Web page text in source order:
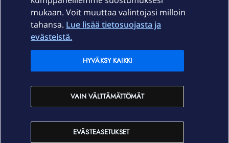
Ajankohtaista
Elisa Oyj
In English
mukaan. Voit muuttaa valintojasi milloin
tahansa. Lue lisää tietosuojasta ja
evästeistä.
EVÄSTEASETUKSET
VAIN VÄLTTÄMÄTTÖMÄT
HYVÄKSY KAIKKI